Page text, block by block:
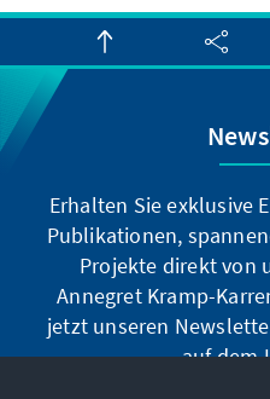
Erhalten Sie exklusive
Publikationen,
Projekte direkt von
Annegret Kramp-
jetzt unseren
auf dem